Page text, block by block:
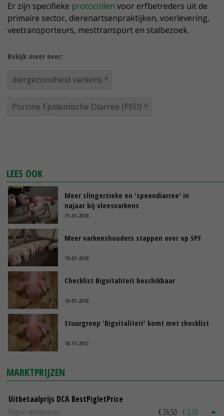
Er zijn specifieke protocollen voor erfbetreders uit de
primaire sector, dierenartsenpraktijken, voerlevering,
veetransporteurs, mesttransport en stalbezoek.
Bekijk meer over:
diergezondheid varkens
Porcine Epidemische Diarree (PED)
LEES OOK
Meer slingerzieke en 'speendiarree' in
najaar bij vleesvarkens
31-01-2018
Meer varkenshouders stappen over op SPF
19-01-2018
Checklist Bigvitaliteit beschikbaar
16-01-2018
Stuurgroep 'Bigvitaliteit' komt met checklist
18-11-2017
MARKTPRIJZEN
Uitbetaalprijs DCA BestPigletPrice
Biggen weekprijzen
€ 26,50 € 0,50